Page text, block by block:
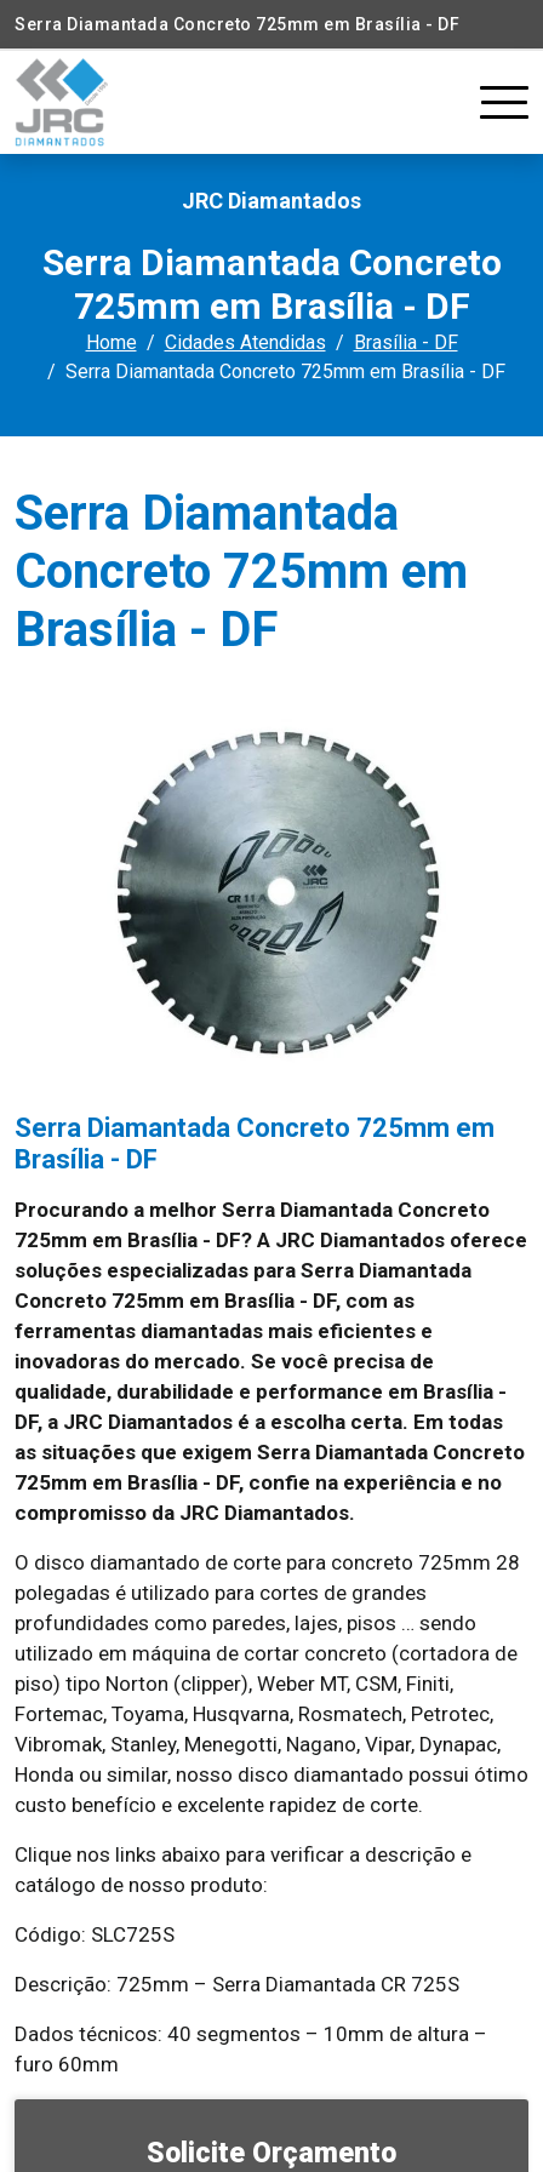
Serra Diamantada Concreto 725mm em Brasília - DF
JRC Diamantados
Serra Diamantada Concreto
725mm em Brasília - DF
Home Cidades Atendidas
Brasília - DF
Serra Diamantada Concreto 725mm em Brasília - DF
Serra Diamantada
Concreto 725mm em
Brasília - DF
Serra Diamantada Concreto 725mm em
Brasília - DF
Procurando a melhor Serra Diamantada Concreto
725mm em Brasília - DF? A JRC Diamantados oferece
soluções especializadas para Serra Diamantada
Concreto 725mm em Brasília - DF, com as
ferramentas diamantadas mais eficientes e
inovadoras do mercado. Se você precisa de
qualidade, durabilidade e performance em Brasília -
DF, a JRC Diamantados é a escolha certa. Em todas
as situações que exigem Serra Diamantada Concreto
725mm em Brasília - DF, confie na experiência e no
compromisso da JRC Diamantados.
O disco diamantado de corte para concreto 725mm 28
polegadas é utilizado para cortes de grandes
profundidades como paredes, lajes, pisos … sendo
utilizado em máquina de cortar concreto (cortadora de
piso) tipo Norton (clipper), Weber MT, CSM, Finiti,
Fortemac, Toyama, Husqvarna, Rosmatech, Petrotec,
Vibromak, Stanley, Menegotti, Nagano, Vipar, Dynapac,
Honda ou similar, nosso disco diamantado possui ótimo
custo benefício e excelente rapidez de corte.
Clique nos links abaixo para verificar a descrição e
catálogo de nosso produto:
Código: SLC725S
Descrição: 725mm – Serra Diamantada CR 725S
Dados técnicos: 40 segmentos – 10mm de altura –
furo 60mm
Solicite Orçamento